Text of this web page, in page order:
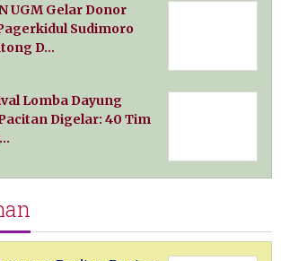
UGM Gelar Donor
Sudimoro
D…
Lomba Dayung
Digelar: 40 Tim